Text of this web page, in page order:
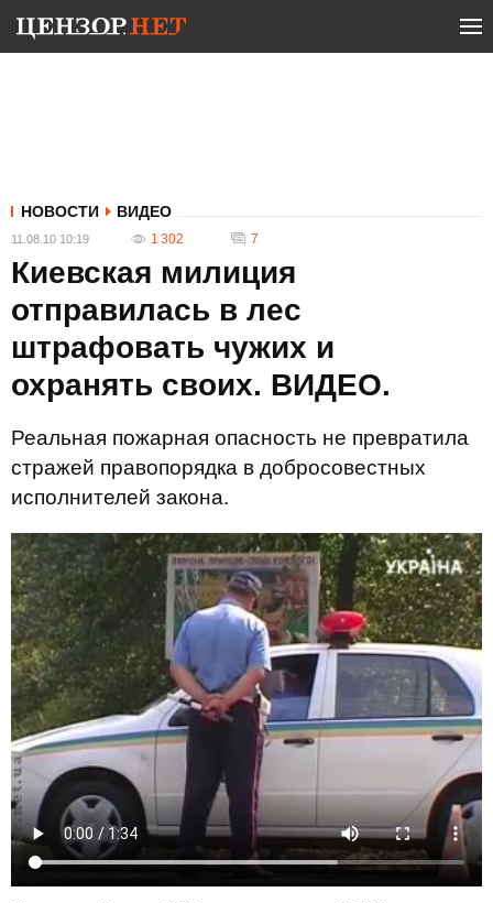
НОВОСТИ ВИДЕО
11.08.10 10:19 1 302 7
Киевская милиция
отправилась в лес
штрафовать чужих и
охранять своих. ВИДЕО.
Реальная пожарная опасность не превратила
стражей правопорядка в добросовестных
исполнителей закона.